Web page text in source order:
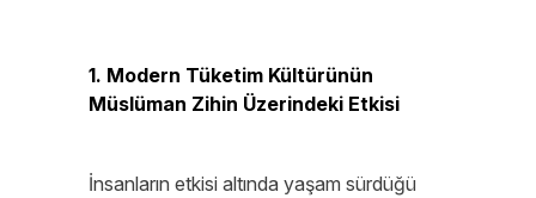
1. Modern Tüketim Kültürünün
Müslüman Zihin Üzerindeki Etkisi
İnsanların etkisi altında yaşam sürdüğü